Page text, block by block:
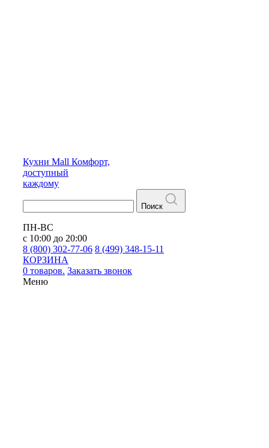
Кухни Mall Комфорт,
доступный
каждому
Поиск
ПН-ВС
с 10:00 до 20:00
8 (800) 302-77-06 8 (499) 348-15-11
КОРЗИНА
0 товаров. Заказать звонок
Меню